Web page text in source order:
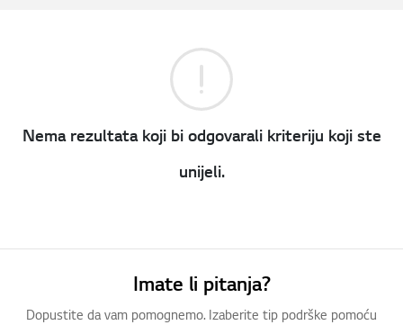
2
f
4
Nema rezultata koji bi odgovarali kriteriju koji ste
unijeli.
Imate li pitanja?
Dopustite da vam pomognemo. Izaberite tip podrške pomoću